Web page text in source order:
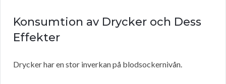
Konsumtion av Drycker och Dess
Effekter
Drycker har en stor inverkan på blodsockernivån.